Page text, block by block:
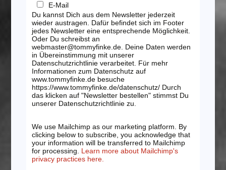
E-Mail
Du kannst Dich aus dem Newsletter jederzeit
wieder austragen. Dafür befindet sich im Footer
jedes Newsletter eine entsprechende Möglichkeit.
Oder Du schreibst an
webmaster@tommyfinke.de. Deine Daten werden
in Übereinstimmung mit unserer
Datenschutzrichtlinie verarbeitet. Für mehr
Informationen zum Datenschutz auf
www.tommyfinke.de besuche
https://www.tommyfinke.de/datenschutz/ Durch
das klicken auf "Newsletter bestellen" stimmst Du
unserer Datenschutzrichtlinie zu.
We use Mailchimp as our marketing platform. By
clicking below to subscribe, you acknowledge that
your information will be transferred to Mailchimp
for processing. Learn more about Mailchimp's
privacy practices here.